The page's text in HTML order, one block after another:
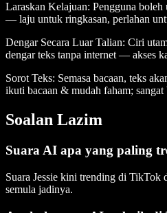
Laraskan Kelajuan: Pengguna
— laju untuk ringkasan, perlahan
Dengar Secara Luar Talian: Ciri
dengar teks tanpa internet — akses
Sorot Teks: Semasa bacaan, teks
ikuti bacaan & mudah faham;
Soalan Lazim
Suara AI apa yang paling
Suara Jessie kini trending di TikTok
semula jadinya.